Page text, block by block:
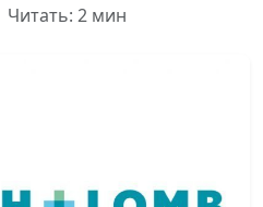
Читать: 2 мин